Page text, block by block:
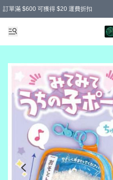
訂單滿 $600 可獲得 $20 運費折扣